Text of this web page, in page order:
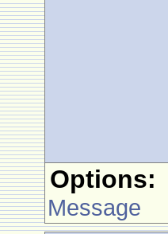
Options:
Message